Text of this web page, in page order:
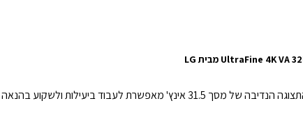
חוויה מרשימה של בהירות ויזואלית וצבעים מלאי חיים עם צג UltraFine 4K HDR של LG. התצוגה הנדיבה של מסך 31.5 אינץ' מאפשרת לעבוד ביעילות ולשקוע בהנאה